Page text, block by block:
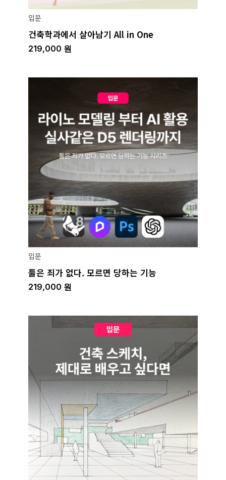
입문
건축학과에서 살아남기 All in One
219,000 원
입문
툴은 죄가 없다. 모르면 당하는 기능
219,000 원